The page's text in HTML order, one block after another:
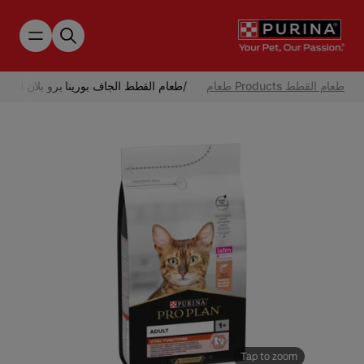
طعام القطط Products طعام /طعام القطط الجاف بورينا برو بلان
Tap to zoom